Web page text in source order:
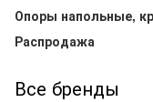
Опоры напольные,
Распродажа
Все бренды